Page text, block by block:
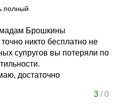
полный
мадам Брошкины
никто бесплатно не
супругов вы потеряли по
достаточно
3/0